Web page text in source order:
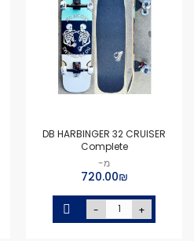
DB HARBINGER 32 CRUISER
Complete
מ-
₪‏720.00
- +